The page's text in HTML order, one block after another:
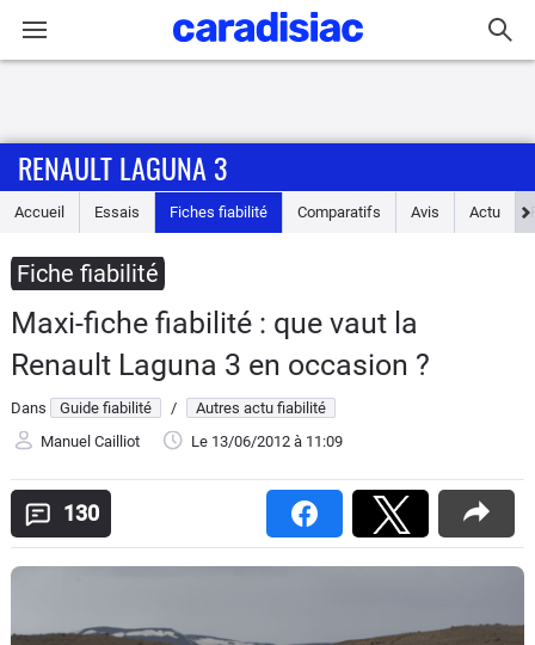
Accueil
Essais
Guide
d'achat
Electriques
Utilitaires
Flottes
RENAULT LAGUNA 3
Accueil Essais Fiches fiabilité Comparatifs Avis Actu
Fiche fiabilité
Maxi-fiche fiabilité : que vaut la
Renault Laguna 3 en occasion ?
Dans Guide fiabilité /
Autres actu fiabilité
Manuel Cailliot
Le 13/06/2012 à 11:09
130